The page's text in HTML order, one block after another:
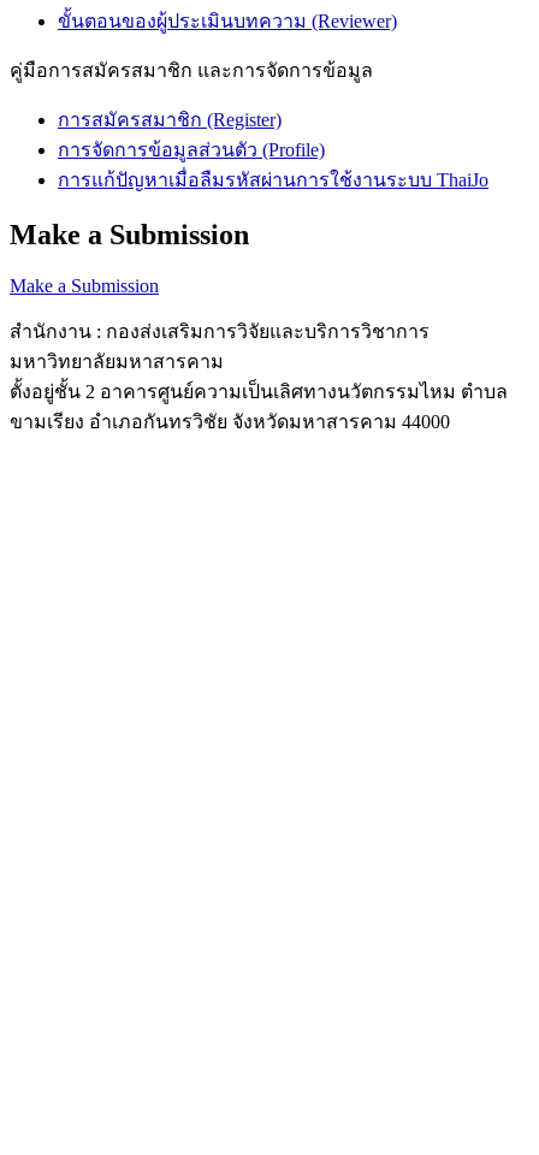
ขั้นตอนของผู้ประเมินบทความ (Reviewer)
คู่มือการสมัครสมาชิก และการจัดการข้อมูล
การสมัครสมาชิก (Register)
การจัดการข้อมูลส่วนตัว (Profile)
การแก้ปัญหาเมื่อลืมรหัสผ่านการใช้งานระบบ ThaiJo
Make a Submission
Make a Submission
สำนักงาน : กองส่งเสริมการวิจัยและบริการวิชาการ
มหาวิทยาลัยมหาสารคาม
ตั้งอยู่ชั้น 2 อาคารศูนย์ความเป็นเลิศทางนวัตกรรมไหม ตำบล
ขามเรียง อำเภอกันทรวิชัย จังหวัดมหาสารคาม 44000